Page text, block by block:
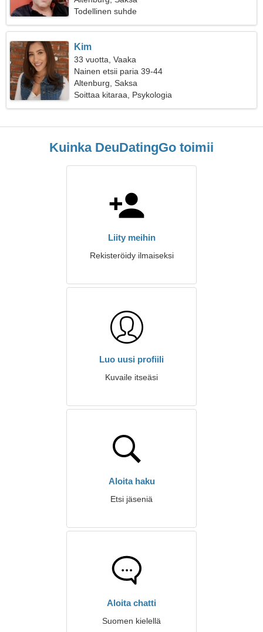
Todellinen suhde
Kim
33 vuotta, Vaaka
Nainen etsii paria 39-44
Altenburg, Saksa
Soittaa kitaraa, Psykologia
Kuinka DeuDatingGo toimii
Liity meihin
Rekisteröidy ilmaiseksi
Luo uusi profiili
Kuvaile itseäsi
Aloita haku
Etsi jäseniä
Aloita chatti
Suomen kielellä